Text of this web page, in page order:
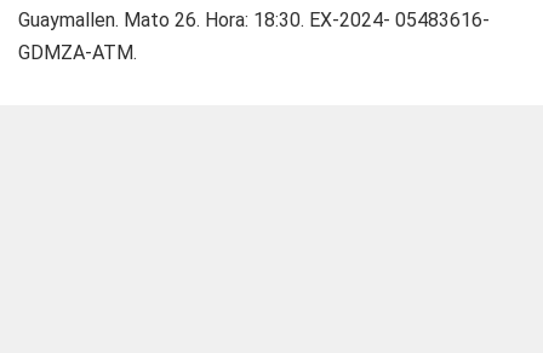
Guaymallen. Mato 26. Hora: 18:30. EX-2024- 05483616-
GDMZA-ATM.